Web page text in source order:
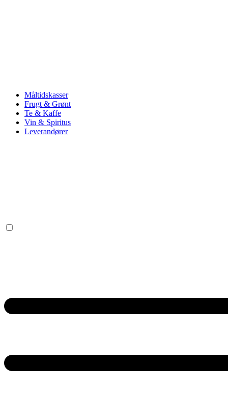
Måltidskasser
Frugt & Grønt
Te & Kaffe
Vin & Spiritus
Leverandører